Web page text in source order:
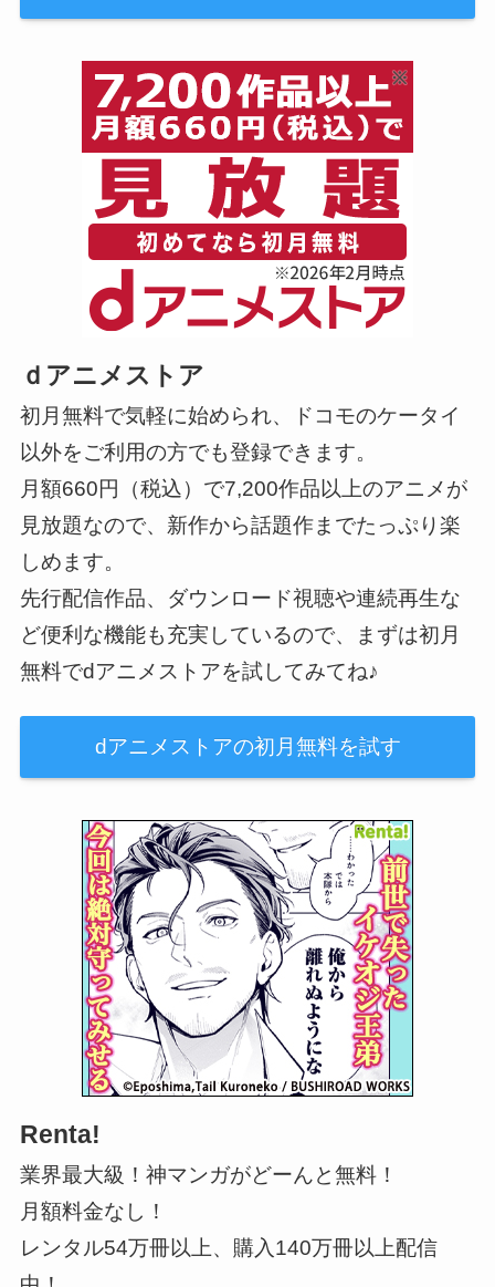
ｄアニメストア
初月無料で気軽に始められ、ドコモのケータイ
以外をご利用の方でも登録できます。
月額660円（税込）で7,200作品以上のアニメが
見放題なので、新作から話題作までたっぷり楽
しめます。
先行配信作品、ダウンロード視聴や連続再生な
ど便利な機能も充実しているので、まずは初月
無料でdアニメストアを試してみてね♪
dアニメストアの初月無料を試す
Renta!
業界最大級！神マンガがどーんと無料！
月額料金なし！
レンタル54万冊以上、購入140万冊以上配信